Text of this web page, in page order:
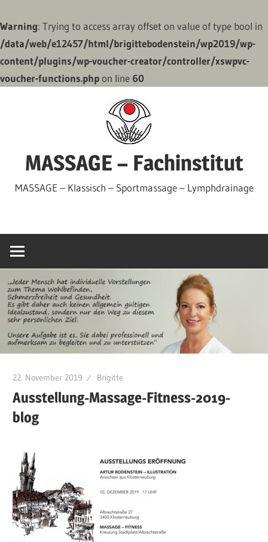
Warning: Trying to access array offset on value of type bool in
/data/web/e12457/html/brigittebodenstein/wp2019/wp-
content/plugins/wp-voucher-creator/controller/xswpvc-
voucher-functions.phpon line 60
MASSAGE – Fachinstitut
MASSAGE – Klassisch – Sportmassage – Lymphdrainage
22. November 2019 Brigitte
Ausstellung-Massage-Fitness-2019-
blog